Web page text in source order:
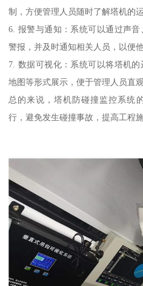
制，方便管理人员随时了解塔机的
6. 报警与通知：系统可以通过声
警报，并及时通知相关人员，以便
7. 数据可视化：系统可以将塔机的
地图等形式展示，便于管理人员直
总的来说，塔机防碰撞监控系统
行，避免发生碰撞事故，提高工程